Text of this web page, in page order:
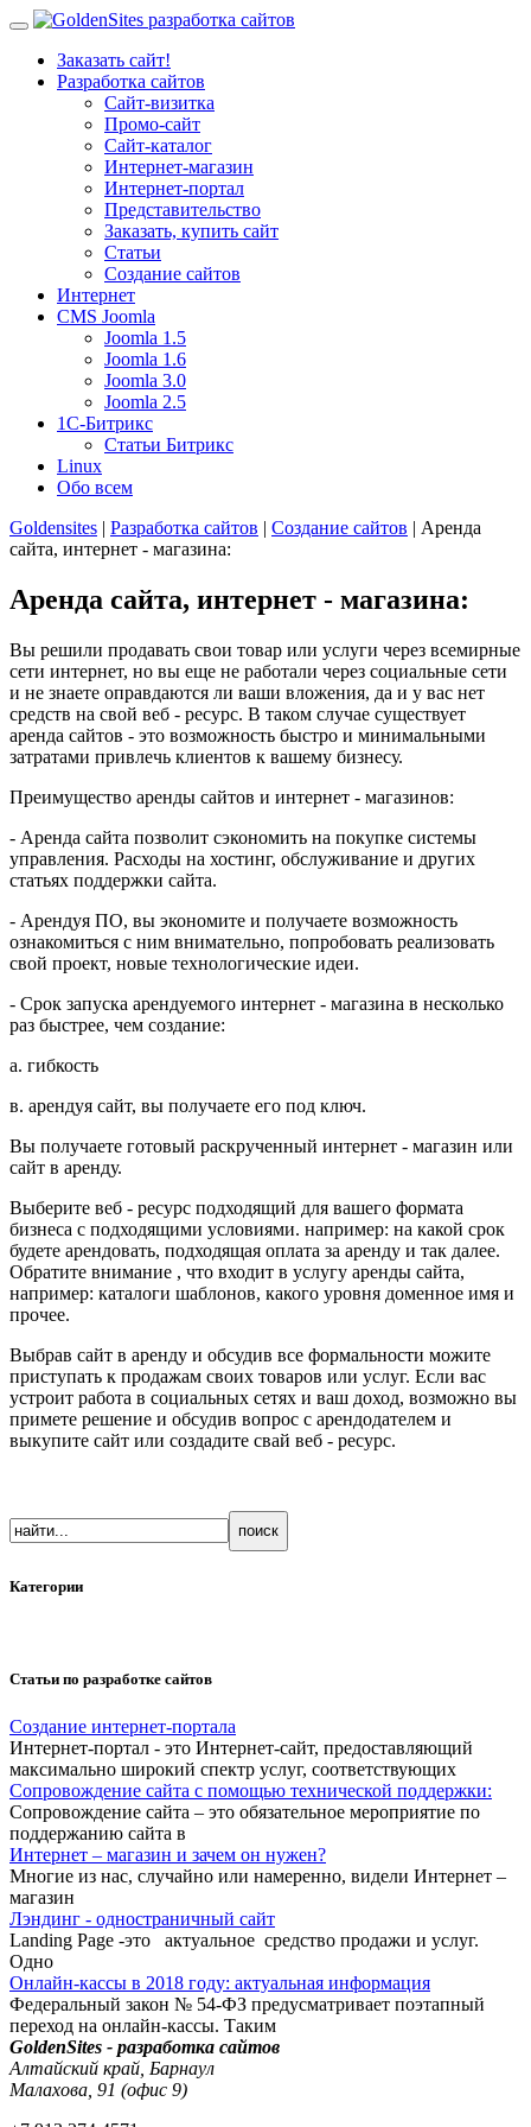
Заказать сайт!
Разработка сайтов
Сайт-визитка
Промо-сайт
Сайт-каталог
Интернет-магазин
Интернет-портал
Представительство
Заказать, купить сайт
Статьи
Создание сайтов
Интернет
CMS Joomla
Joomla 1.5
Joomla 1.6
Joomla 3.0
Joomla 2.5
1С-Битрикс
Статьи Битрикс
Linux
Обо всем
Goldensites | Разработка сайтов | Создание сайтов | Аренда
сайта, интернет - магазина:
Аренда сайта, интернет - магазина:
Вы решили продавать свои товар или услуги через всемирные
сети интернет, но вы еще не работали через социальные сети
и не знаете оправдаются ли ваши вложения, да и у вас нет
средств на свой веб - ресурс. В таком случае существует
аренда сайтов - это возможность быстро и минимальными
затратами привлечь клиентов к вашему бизнесу.
Преимущество аренды сайтов и интернет - магазинов:
- Аренда сайта позволит сэкономить на покупке системы
управления. Расходы на хостинг, обслуживание и других
статьях поддержки сайта.
- Арендуя ПО, вы экономите и получаете возможность
ознакомиться с ним внимательно, попробовать реализовать
свой проект, новые технологические идеи.
- Срок запуска арендуемого интернет - магазина в несколько
раз быстрее, чем создание:
а. гибкость
в. арендуя сайт, вы получаете его под ключ.
Вы получаете готовый раскрученный интернет - магазин или
сайт в аренду.
Выберите веб - ресурс подходящий для вашего формата
бизнеса с подходящими условиями. например: на какой срок
будете арендовать, подходящая оплата за аренду и так далее.
Обратите внимание , что входит в услугу аренды сайта,
например: каталоги шаблонов, какого уровня доменное имя и
прочее.
Выбрав сайт в аренду и обсудив все формальности можите
приступать к продажам своих товаров или услуг. Если вас
устроит работа в социальных сетях и ваш доход, возможно вы
примете решение и обсудив вопрос с арендодателем и
выкупите сайт или создадите свай веб - ресурс.
Категории
Статьи по разработке сайтов
Создание интернет-портала
Интернет-портал - это Интернет-сайт, предоставляющий
максимально широкий спектр услуг, соответствующих
Сопровождение сайта с помощью технической поддержки:
Сопровождение сайта – это обязательное мероприятие по
поддержанию сайта в
Интернет – магазин и зачем он нужен?
Многие из нас, случайно или намеренно, видели Интернет –
магазин
Лэндинг - одностраничный сайт
Landing Page -это актуальное средство продажи и услуг.
Одно
Онлайн-кассы в 2018 году: актуальная информация
Федеральный закон № 54-ФЗ предусматривает поэтапный
переход на онлайн-кассы. Таким
GoldenSites - разработка сайтов
Алтайский край, Барнаул
Малахова, 91 (офис 9)